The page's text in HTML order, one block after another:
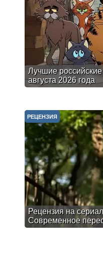
Лучшие
августа 2026 года
Рецензия на
Современное
РЕЦЕНЗИЯ